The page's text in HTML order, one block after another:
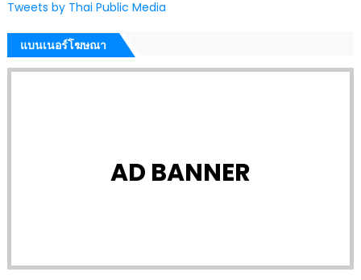
Tweets by Thai Public Media
แบนเนอร์โฆษณา
AD BANNER